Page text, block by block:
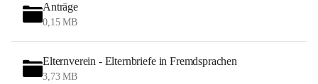
Anträge
0,15 MB
Elternverein - Elternbriefe in Fremdsprachen
3,73 MB